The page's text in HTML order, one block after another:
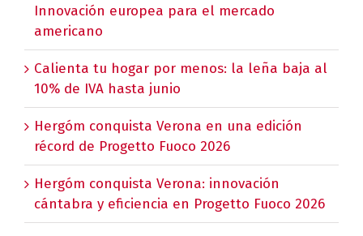
Innovación europea para el mercado
americano
Calienta tu hogar por menos: la leña baja al
10% de IVA hasta junio
Hergóm conquista Verona en una edición
récord de Progetto Fuoco 2026
Hergóm conquista Verona: innovación
cántabra y eficiencia en Progetto Fuoco 2026